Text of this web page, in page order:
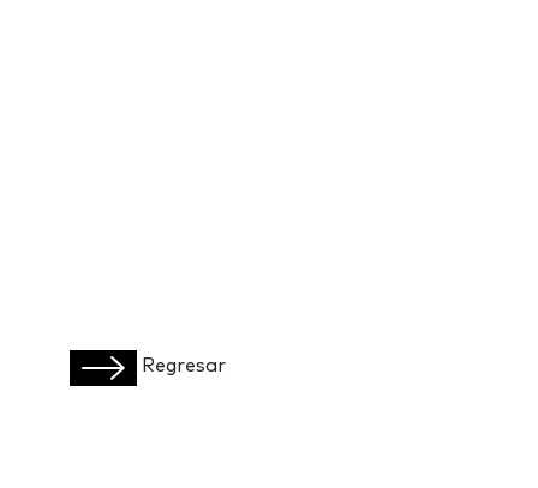
Regresar